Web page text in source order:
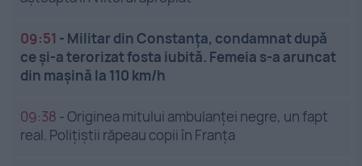
09:51 - Militar din Constanța, condamnat după
ce și-a terorizat fosta iubită. Femeia s-a aruncat
din mașină la 110 km/h
09:38 -Originea mitului ambulanței negre, un fapt
real. Polițiștii răpeau copii în Franța